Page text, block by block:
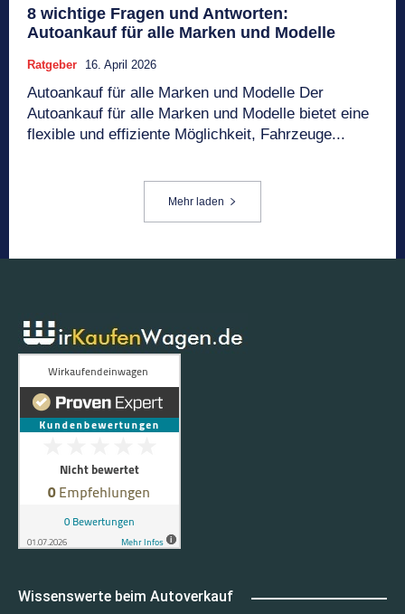
8 wichtige Fragen und Antworten:
Autoankauf für alle Marken und Modelle
Ratgeber 16. April 2026
Autoankauf für alle Marken und Modelle Der
Autoankauf für alle Marken und Modelle bietet eine
flexible und effiziente Möglichkeit, Fahrzeuge...
Mehr laden
Wissenswerte beim Autoverkauf